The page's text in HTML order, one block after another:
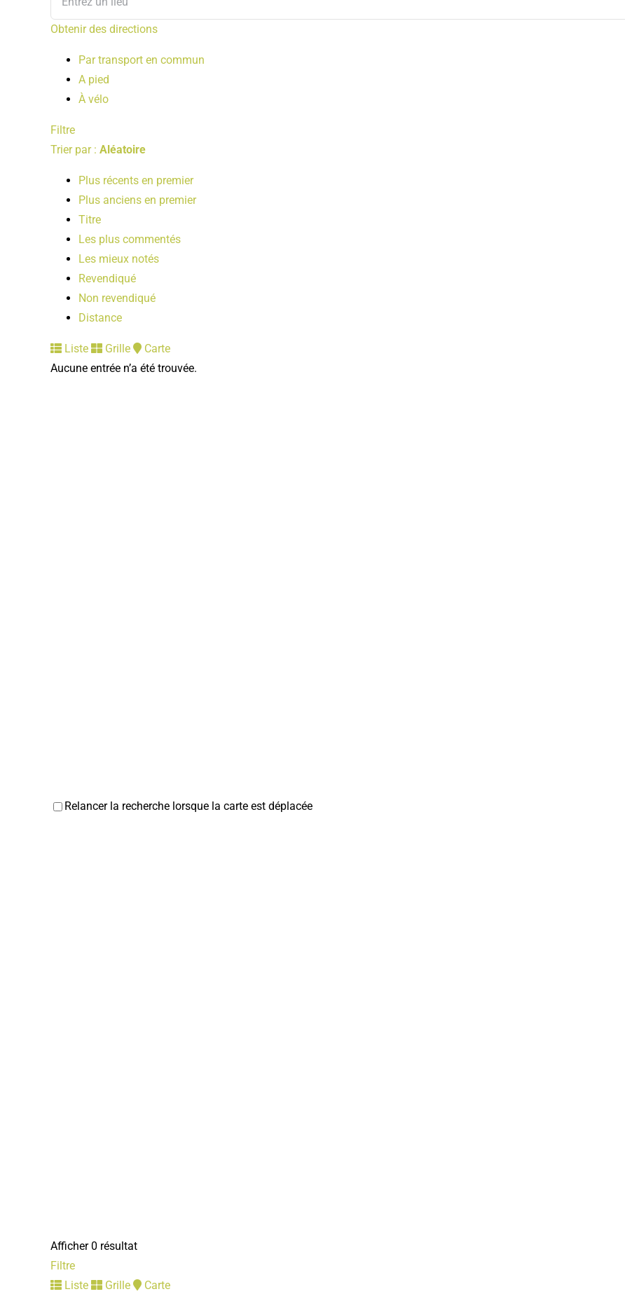
Obtenir des directions
Par transport en commun
A pied
À vélo
Filtre
Trier par : Aléatoire
Plus récents en premier
Plus anciens en premier
Titre
Les plus commentés
Les mieux notés
Revendiqué
Non revendiqué
Distance
Liste Grille
Carte
Aucune entrée n’a été trouvée.
Relancer la recherche lorsque la carte est déplacée
Afficher 0 résultat
Filtre
Liste
Grille Carte